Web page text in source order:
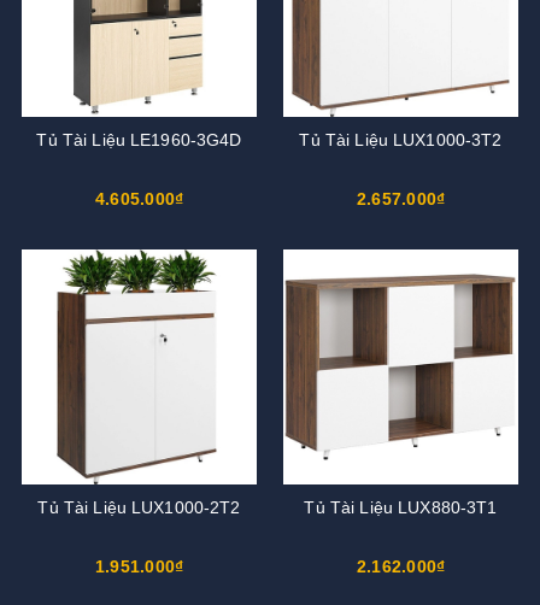
Tủ Tài Liệu LE1960-3G4D
4.605.000₫
Tủ Tài Liệu LUX1000-3T2
2.657.000₫
Tủ Tài Liệu LUX1000-2T2
1.951.000₫
Tủ Tài Liệu LUX880-3T1
2.162.000₫